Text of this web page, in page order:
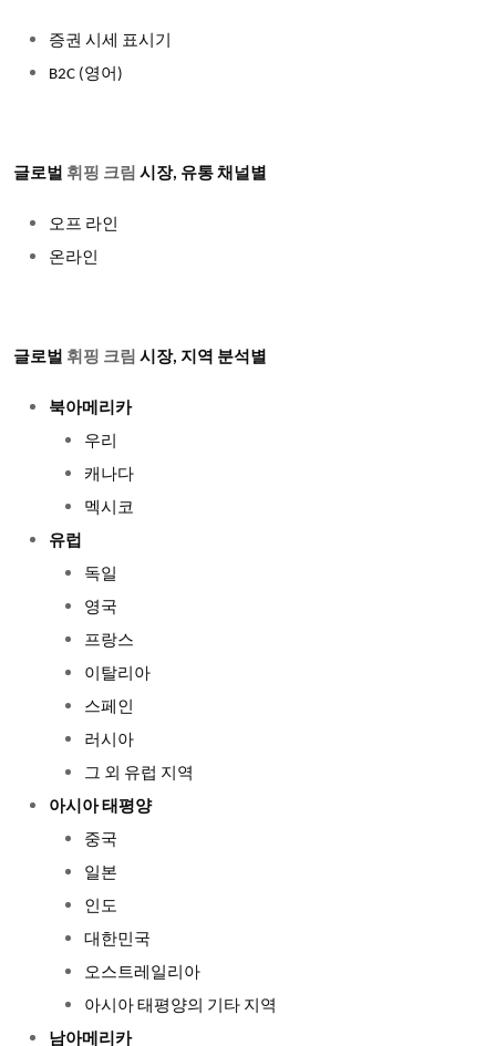
증권 시세 표시기
B2C (영어)
글로벌 휘핑 크림 시장, 유통 채널별
오프 라인
온라인
글로벌 휘핑 크림 시장, 지역 분석별
북아메리카
우리
캐나다
멕시코
유럽
독일
영국
프랑스
이탈리아
스페인
러시아
그 외 유럽 지역
아시아 태평양
중국
일본
인도
대한민국
오스트레일리아
아시아 태평양의 기타 지역
남아메리카